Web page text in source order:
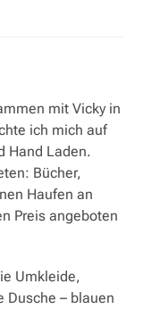
mit Vicky in
ich mich auf
Hand Laden.
Bücher,
Haufen an
Preis angeboten
Umkleide,
Dusche – blauen